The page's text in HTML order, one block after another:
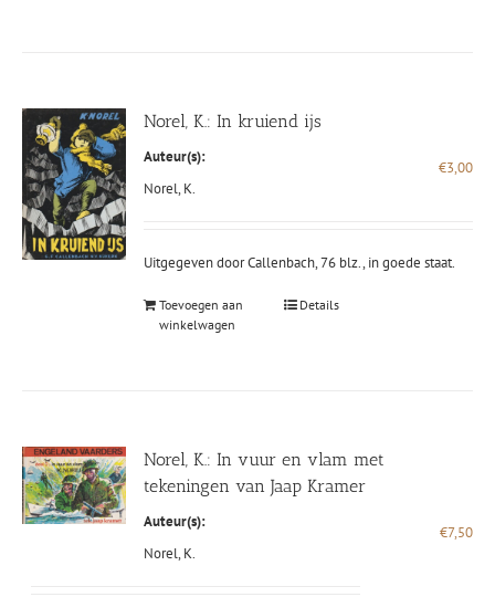
Norel, K.: In kruiend ijs
Auteur(s):
Norel, K.
€3,00
Uitgegeven door Callenbach, 76 blz., in goede staat.
Toevoegen aan
winkelwagen
Details
Norel, K.: In vuur en vlam met
tekeningen van Jaap Kramer
Auteur(s):
Norel, K.
€7,50